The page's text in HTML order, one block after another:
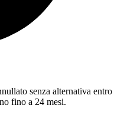
senza alternativa entro
fino a 24 mesi.